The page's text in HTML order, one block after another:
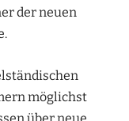
der neuen
möglichst